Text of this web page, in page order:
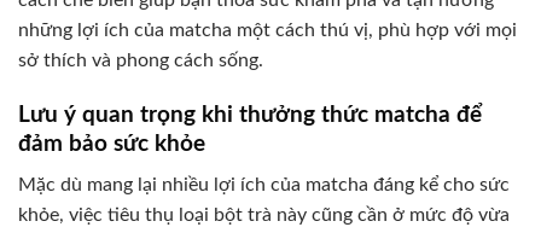
những lợi ích của matcha một cách thú vị, phù hợp với mọi
sở thích và phong cách sống.
Lưu ý quan trọng khi thưởng thức matcha để
đảm bảo sức khỏe
Mặc dù mang lại nhiều lợi ích của matcha đáng kể cho sức
khỏe, việc tiêu thụ loại bột trà này cũng cần ở mức độ vừa